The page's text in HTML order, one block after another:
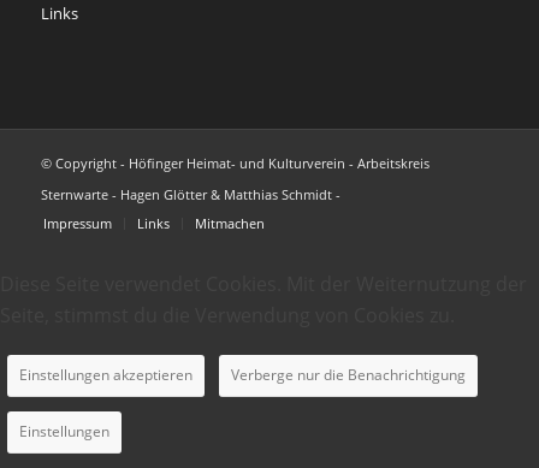
Links
© Copyright - Höfinger Heimat- und Kulturverein - Arbeitskreis
Sternwarte - Hagen Glötter & Matthias Schmidt -
Impressum
Links Mitmachen
Einstellungen akzeptieren Verberge nur die Benachrichtigung
Einstellungen